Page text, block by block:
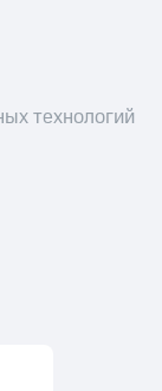
технологий